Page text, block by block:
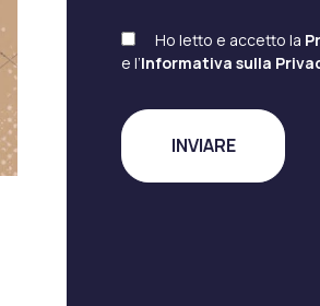
Ho letto e accetto la
e l’Informativa sulla